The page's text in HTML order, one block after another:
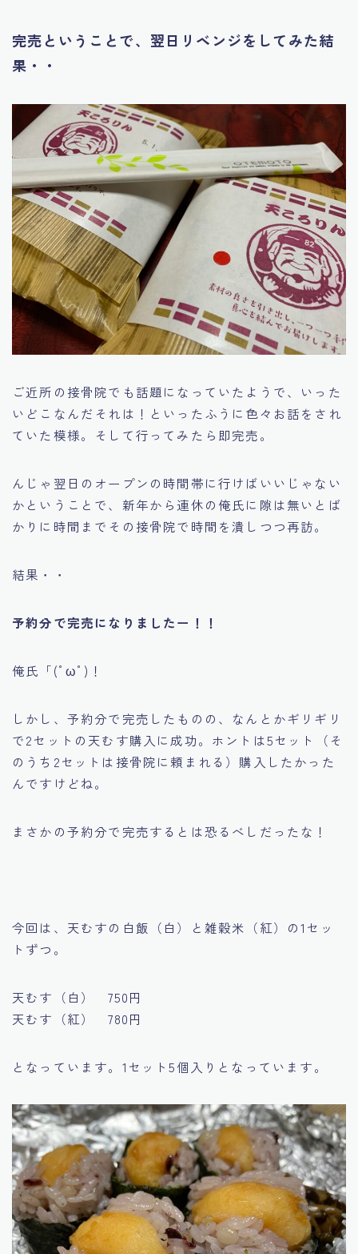
完売ということで、翌日リベンジをしてみた結
果・・
ご近所の接骨院でも話題になっていたようで、いった
いどこなんだそれは！といったふうに色々お話をされ
ていた模様。そして行ってみたら即完売。
んじゃ翌日のオープンの時間帯に行けばいいじゃない
かということで、新年から連休の俺氏に隙は無いとば
かりに時間までその接骨院で時間を潰しつつ再訪。
結果・・
予約分で完売になりましたー！！
俺氏「(ﾟωﾟ)！
しかし、予約分で完売したものの、なんとかギリギリ
で2セットの天むす購入に成功。ホントは5セット（そ
のうち2セットは接骨院に頼まれる）購入したかった
んですけどね。
まさかの予約分で完売するとは恐るべしだったな！
今回は、天むすの白飯（白）と雑穀米（紅）の1セッ
トずつ。
天むす（白） 750円
天むす（紅） 780円
となっています。1セット5個入りとなっています。